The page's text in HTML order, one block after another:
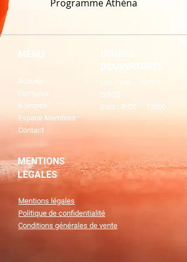
Programme Athéna
MENU
Accueil
Formules
A propos
Espace Membres
Contact
HEURES
D'OUVERTURES
Lun– Ven : 7h00 –
20h00
Sam : 8h00 – 12h00
MENTIONS
LEGALES
Mentions légales
Politique de confidentialité
Conditions générales de vente